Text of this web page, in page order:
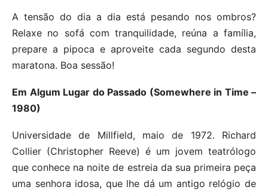
A tensão do dia a dia está pesando nos ombros?
Relaxe no sofá com tranquilidade, reúna a família,
prepare a pipoca e aproveite cada segundo desta
maratona. Boa sessão!
Em Algum Lugar do Passado (Somewhere in Time –
1980)
Universidade de Millfield, maio de 1972. Richard
Collier (Christopher Reeve) é um jovem teatrólogo
que conhece na noite de estreia da sua primeira peça
uma senhora idosa, que lhe dá um antigo relógio de